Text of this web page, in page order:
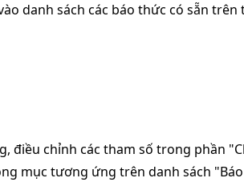
danh sách các báo thức có sẵn trên
điều chỉnh các tham số trong phần
mục tương ứng trên danh sách